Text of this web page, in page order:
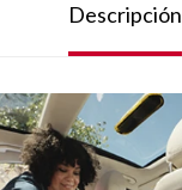
Descripción